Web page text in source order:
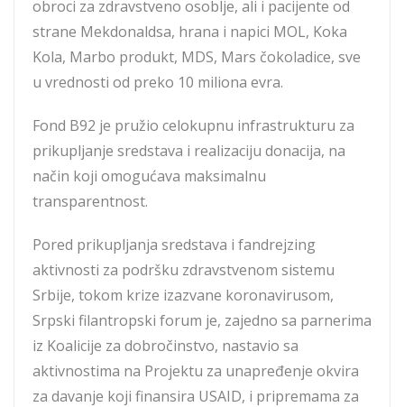
obroci za zdravstveno osoblje, ali i pacijente od
strane Mekdonaldsa, hrana i napici MOL, Koka
Kola, Marbo produkt, MDS, Mars čokoladice, sve
u vrednosti od preko 10 miliona evra.
Fond B92 je pružio celokupnu infrastrukturu za
prikupljanje sredstava i realizaciju donacija, na
način koji omogućava maksimalnu
transparentnost.
Pored prikupljanja sredstava i fandrejzing
aktivnosti za podršku zdravstvenom sistemu
Srbije, tokom krize izazvane koronavirusom,
Srpski filantropski forum je, zajedno sa parnerima
iz Koalicije za dobročinstvo, nastavio sa
aktivnostima na Projektu za unapređenje okvira
za davanje koji finansira USAID, i pripremama za